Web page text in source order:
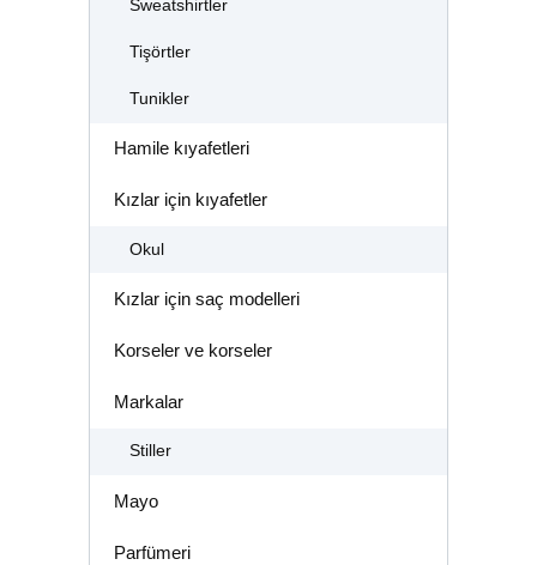
Sweatshirtler
Tişörtler
Tunikler
Hamile kıyafetleri
Kızlar için kıyafetler
Okul
Kızlar için saç modelleri
Korseler ve korseler
Markalar
Stiller
Mayo
Parfümeri